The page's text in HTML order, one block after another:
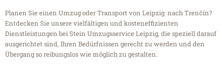
Planen Sie einen Umzug oder Transport von Leipzig nach Trenčín?
Entdecken Sie unsere vielfältigen und kosteneffizienten
Dienstleistungen bei Stein Umzugsservice Leipzig, die speziell darauf
ausgerichtet sind, Ihren Bedürfnissen gerecht zu werden und den
Übergang so reibungslos wie möglich zu gestalten.